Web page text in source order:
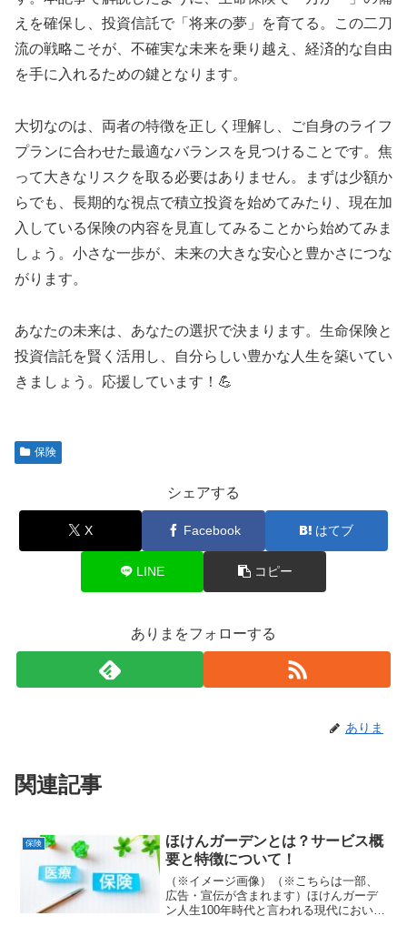
えを確保し、投資信託で「将来の夢」を育てる。この二刀
流の戦略こそが、不確実な未来を乗り越え、経済的な自由
を手に入れるための鍵となります。
大切なのは、両者の特徴を正しく理解し、ご自身のライフ
プランに合わせた最適なバランスを見つけることです。焦
って大きなリスクを取る必要はありません。まずは少額か
らでも、長期的な視点で積立投資を始めてみたり、現在加
入している保険の内容を見直してみることから始めてみま
しょう。小さな一歩が、未来の大きな安心と豊かさにつな
がります。
あなたの未来は、あなたの選択で決まります。生命保険と
投資信託を賢く活用し、自分らしい豊かな人生を築いてい
きましょう。応援しています！💪
保険
シェアする
X Facebook はてブ
LINE コピー
ありまをフォローする
ありま
関連記事
保険
ほけんガーデンとは？サービス概
要と特徴について！
（※イメージ画像）（※こちらは一部、
広告・宣伝が含まれます）ほけんガーデ
ン人生100年時代と言われる現代におい